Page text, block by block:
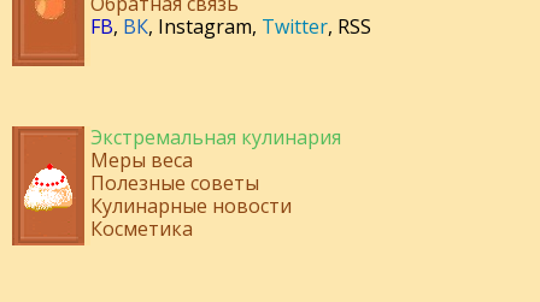
FB, ВК, Instagram, Twitter, RSS
Экстремальная кулинария
Меры веса
Полезные советы
Кулинарные новости
Косметика